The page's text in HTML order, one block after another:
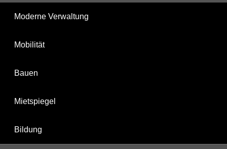
Moderne Verwaltung
Mobilität
Bauen
Mietspiegel
Bildung